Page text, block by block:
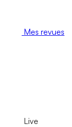
Mes revues
Live